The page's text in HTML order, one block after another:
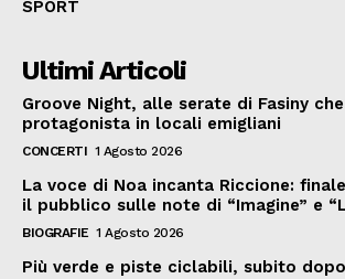
SPORT
Ultimi Articoli
Groove Night, alle serate di Fasiny
protagonista in locali emigliani
CONCERTI 1 Agosto 2026
La voce di Noa incanta Riccione:
il pubblico sulle note di “Imagine” e
BIOGRAFIE 1 Agosto 2026
Più verde e piste ciclabili, subito